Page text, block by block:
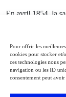
Pour offrir les
cookies pour stocker et/
ces technologies nous
navigation ou les ID
consentement peut
En avril 1854, la
sous sa direction.
mobilier. Dans la
font face, puis les